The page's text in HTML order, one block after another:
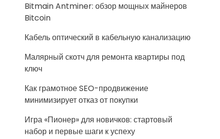
Bitmain Antminer: обзор мощных майнеров
Bitcoin
Кабель оптический в кабельную канализацию
Малярный скотч для ремонта квартиры под
ключ
Как грамотное SEO-продвижение
минимизирует отказ от покупки
Игра «Пионер» для новичков: стартовый
набор и первые шаги к успеху